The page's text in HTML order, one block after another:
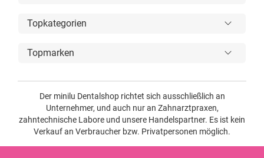
Topkategorien
Topmarken
Der minilu Dentalshop richtet sich ausschließlich an
Unternehmer, und auch nur an Zahnarztpraxen,
zahntechnische Labore und unsere Handelspartner. Es ist kein
Verkauf an Verbraucher bzw. Privatpersonen möglich.